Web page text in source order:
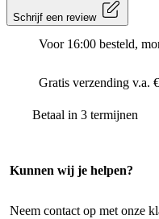
Schrijf een review
Voor 16:00 besteld,
Gratis verzending v.a.
Betaal in 3 termijnen
Kunnen wij je helpen?
Neem contact op met onze